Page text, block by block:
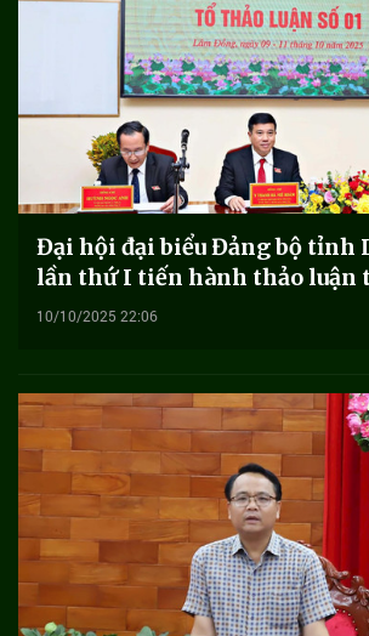
Đại hội đại biểu Đảng bộ tỉnh
lần thứ I tiến hành thảo luận
10/10/2025 22:06